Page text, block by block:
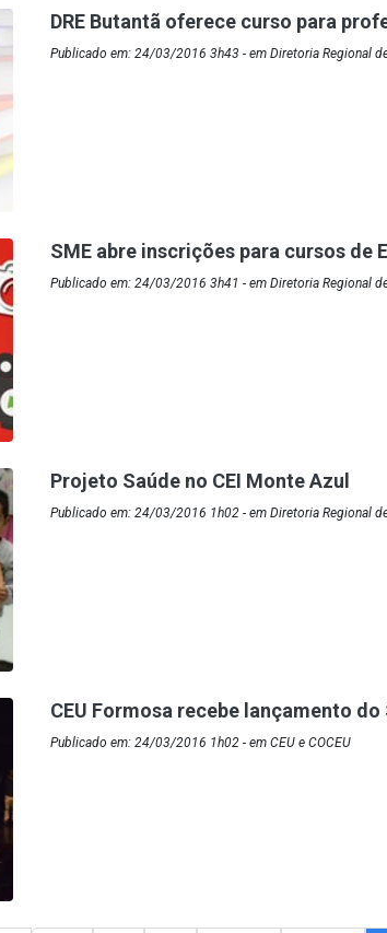
DRE Butantã oferece curso para
Publicado em: 24/03/2016 3h43 - em Diretoria Regional
SME abre inscrições para cursos de
Publicado em: 24/03/2016 3h41 - em Diretoria Regional
Projeto Saúde no CEI Monte Azul
Publicado em: 24/03/2016 1h02 - em Diretoria Regional
CEU Formosa recebe lançamento do
Publicado em: 24/03/2016 1h02 - em CEU e COCEU